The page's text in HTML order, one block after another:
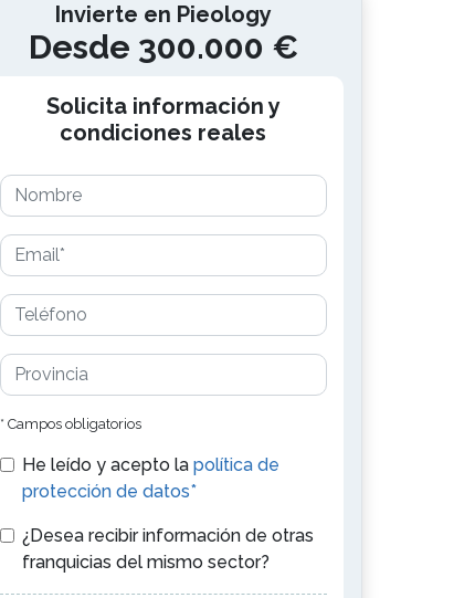
Invierte en Pieology
Desde 300.000 €
Solicita información y
condiciones reales
* Campos obligatorios
He leído y acepto la política de
protección de datos*
¿Desea recibir información de otras
franquicias del mismo sector?